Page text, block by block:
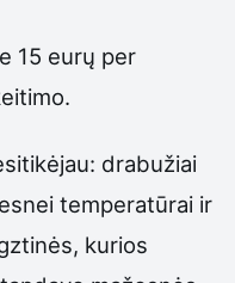
15 eurų per
drabužiai
temperatūrai ir
kurios